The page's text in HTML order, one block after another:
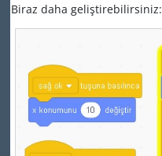
Biraz daha geliştirebilirsiniz: